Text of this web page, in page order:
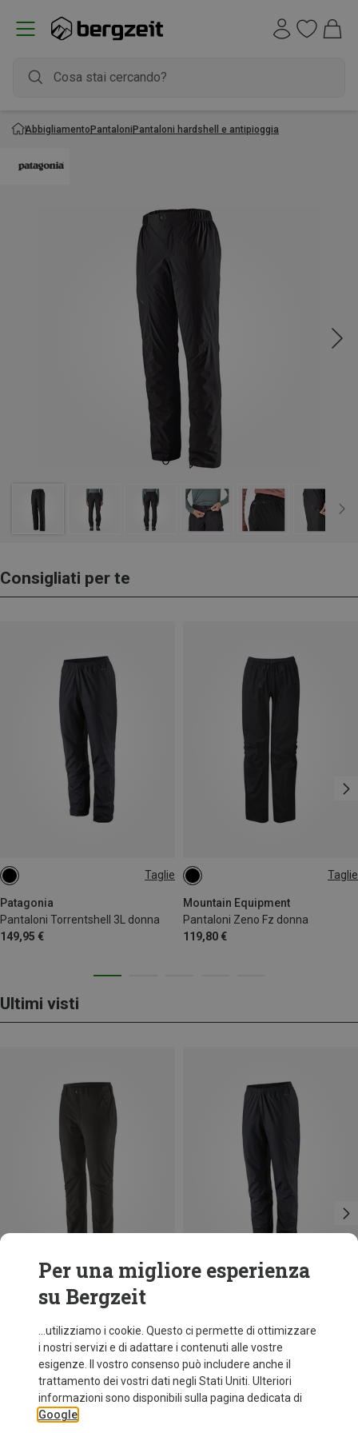
AbbigliamentoPantaloniPantaloni hardshell e antipioggia
Consigliati per te
Taglie
Patagonia
Pantaloni Torrentshell 3L donna
149,95 €
Taglie
Mountain Equipment
Pantaloni Zeno Fz donna
119,80 €
Ultimi visti
Risparmi 37%
Patagonia
Pantaloni Torrentshell 3L donna
149,95 €
Per una migliore esperienza
su Bergzeit
...utilizziamo i cookie. Questo ci permette di ottimizzare
i nostri servizi e di adattare i contenuti alle vostre
esigenze. Il vostro consenso può includere anche il
trattamento dei vostri dati negli Stati Uniti. Ulteriori
informazioni sono disponibili sulla pagina dedicata di
Google